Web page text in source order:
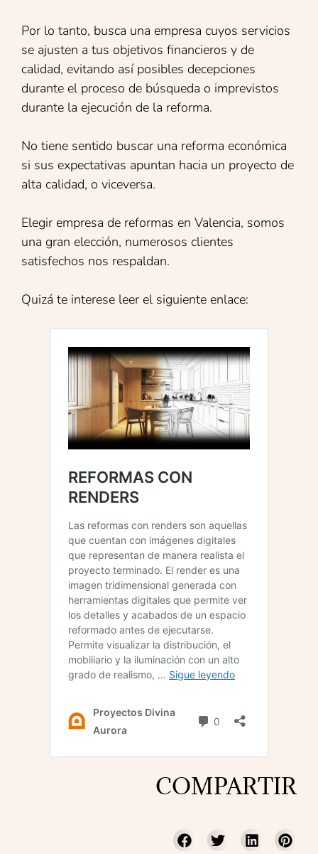
Por lo tanto, busca una empresa cuyos servicios
se ajusten a tus objetivos financieros y de
calidad, evitando así posibles decepciones
durante el proceso de búsqueda o imprevistos
durante la ejecución de la reforma.
No tiene sentido buscar una reforma económica
si sus expectativas apuntan hacia un proyecto de
alta calidad, o viceversa.
Elegir empresa de reformas en Valencia, somos
una gran elección, numerosos clientes
satisfechos nos respaldan.
Quizá te interese leer el siguiente enlace:
COMPARTIR